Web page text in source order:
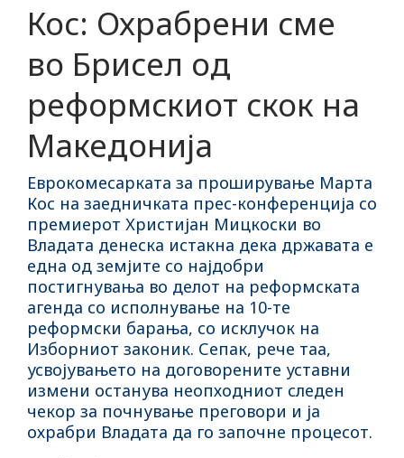
Кос: Охрабрени сме
во Брисел од
реформскиот скок на
Македонија
Еврокомесарката за проширување Марта
Кос на заедничката прес-конференција со
премиерот Христијан Мицкоски во
Владата денеска истакна дека државата е
една од земјите со најдобри
постигнувања во делот на реформската
агенда со исполнување на 10-те
реформски барања, со исклучок на
Изборниот законик. Сепак, рече таа,
усвојувањето на договорените уставни
измени останува неопходниот следен
чекор за почнување преговори и ја
охрабри Владата да го започне процесот.